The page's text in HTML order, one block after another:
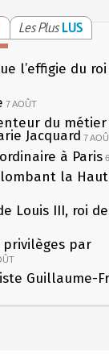
Les Plus LUS
l’effigie du
7 AOÛT
du
Jacquard 7
à Paris
la
Louis III, roi
par
Guillaume-
: réouverture